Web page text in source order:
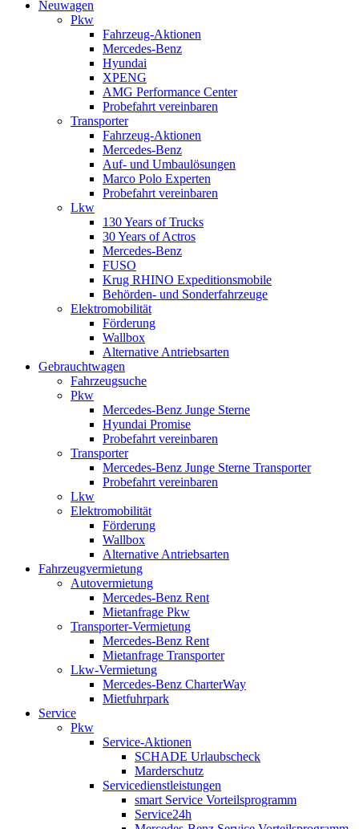
Neuwagen
Pkw
Fahrzeug-Aktionen
Mercedes-Benz
Hyundai
XPENG
AMG Performance Center
Probefahrt vereinbaren
Transporter
Fahrzeug-Aktionen
Mercedes-Benz
Auf- und Umbaulösungen
Marco Polo Experten
Probefahrt vereinbaren
Lkw
130 Years of Trucks
30 Years of Actros
Mercedes-Benz
FUSO
Krug RHINO Expeditionsmobile
Behörden- und Sonderfahrzeuge
Elektromobilität
Förderung
Wallbox
Alternative Antriebsarten
Gebrauchtwagen
Fahrzeugsuche
Pkw
Mercedes-Benz Junge Sterne
Hyundai Promise
Probefahrt vereinbaren
Transporter
Mercedes-Benz Junge Sterne Transporter
Probefahrt vereinbaren
Lkw
Elektromobilität
Förderung
Wallbox
Alternative Antriebsarten
Fahrzeugvermietung
Autovermietung
Mercedes-Benz Rent
Mietanfrage Pkw
Transporter-Vermietung
Mercedes-Benz Rent
Mietanfrage Transporter
Lkw-Vermietung
Mercedes-Benz CharterWay
Mietfuhrpark
Service
Pkw
Service-Aktionen
SCHADE Urlaubscheck
Marderschutz
Servicedienstleistungen
smart Service Vorteilsprogramm
Service24h